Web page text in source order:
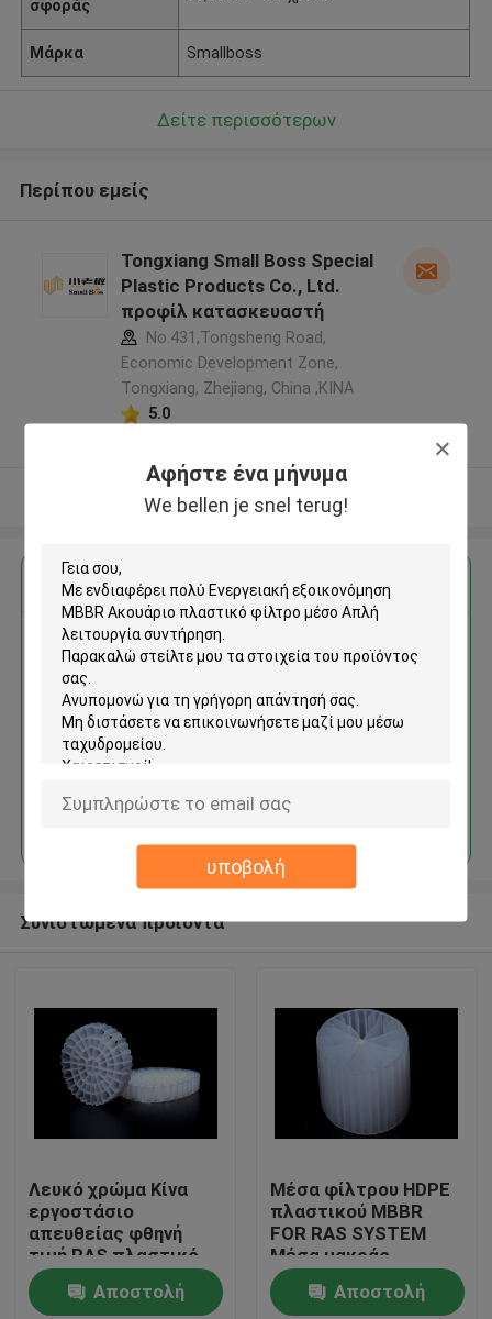
Αφήστε ένα μήνυμα
We bellen je snel terug!
υποβολή
Σπίτι
σφοράς
Μάρκα Smallboss
Δείτε περισσότερων
Περίπου εμείς
Tongxiang Small Boss Special
Plastic Products Co., Ltd.
προφίλ κατασκευαστή
No.431,Tongsheng Road,
Economic Development Zone,
Tongxiang, Zhejiang, China ,ΚΙΝΑ
5.0
Δείτε περισσότερων
Αποκτήστε την καλύτερη τιμή για
Ενεργειακή εξοικονόμηση
MBBR Ακουάριο πλαστικό
φίλτρο μέσο Απλή λειτουργία
συντήρηση
Να συνεχίσει
Συνιστώμενα προϊόντα
Λευκό χρώμα Κίνα
εργοστάσιο
απευθείας φθηνή
τιμή RAS πλαστικό
φίλτρο μέσο K5
Αποστολή
Μέσα φίλτρου HDPE
πλαστικού MBBR
FOR RAS SYSTEM
Μέσα μακράς
διάρκειας ζωής
Αποστολή